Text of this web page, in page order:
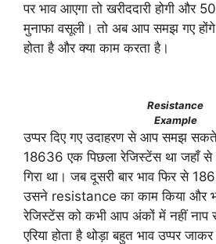
पर भाव आएगा तो खरीददारी होगी और
मुनाफा वसूली। तो अब आप समझ गए
होता है और क्या काम करता है।
Resistance
Example
उप्पर दिए गए उदाहरण से आप समझ
18636 एक पिछला रेजिस्टेंस था जहाँ
गिरा था। जब दूसरी बार भाव फिर से
उसने resistance का काम किया और
रेजिस्टेंस को कभी आप अंकों में नहीं
एरिया होता है थोड़ा बहुत भाव उप्पर